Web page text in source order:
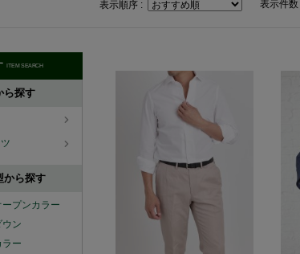
表示順序 : 表示件数
ITEM SEARCH
ら探す
から探す
ープンカラー
ン
ラー